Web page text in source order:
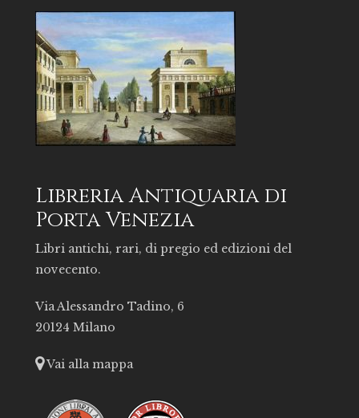
Libreria Antiquaria di
Porta Venezia
Libri antichi, rari, di pregio ed edizioni del
novecento.
Via Alessandro Tadino, 6
20124 Milano
Vai alla mappa